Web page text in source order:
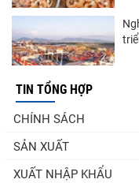
TIN TỔNG HỢP
CHÍNH SÁCH
SẢN XUẤT
XUẤT NHẬP KHẨU